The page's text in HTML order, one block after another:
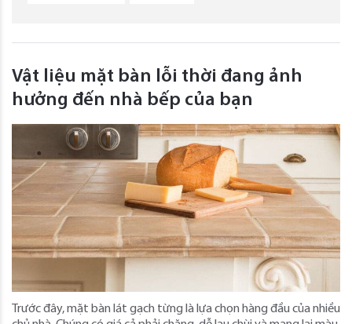
Vật liệu mặt bàn lỗi thời đang ảnh
hưởng đến nhà bếp của bạn
Trước đây, mặt bàn lát gạch từng là lựa chọn hàng đầu của nhiều